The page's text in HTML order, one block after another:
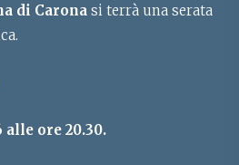
di Carona si terrà una serata
ore 20.30.